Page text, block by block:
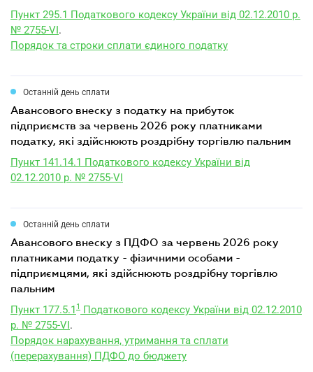
Пункт 295.1 Податкового кодексу України від 02.12.2010 р.
№ 2755-VI.
Порядок та строки сплати єдиного податку
Останній день сплати
авансового внеску з податку на прибуток
підприємств за червень 2026 року платниками
податку, які здійснюють роздрібну торгівлю пальним
Пункт 141.14.1 Податкового кодексу України від
02.12.2010 р. № 2755-VI
Останній день сплати
авансового внеску з ПДФО за червень 2026 року
платниками податку - фізичними особами -
підприємцями, які здійснюють роздрібну торгівлю
пальним
Пункт 177.5.1 1
Податкового кодексу України від 02.12.2010
р. № 2755-VI.
Порядок нарахування, утримання та сплати
(перерахування) ПДФО до бюджету